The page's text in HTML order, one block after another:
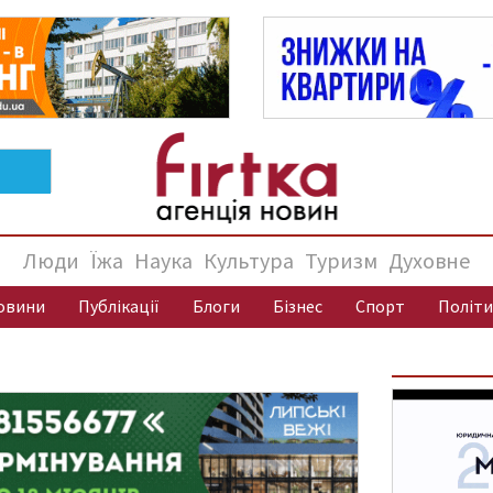
Люди Їжа Наука Культура Туризм Духовне
Публікації Блоги Бізнес Спорт